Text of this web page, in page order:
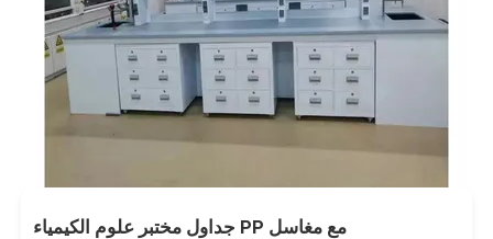
جداول مختبر علوم الكيمياء PP مع مغاسل